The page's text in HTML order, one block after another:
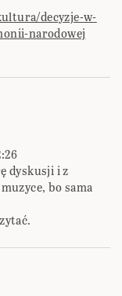
decyzje-w-
narodowej
dyskusji i z
bo sama